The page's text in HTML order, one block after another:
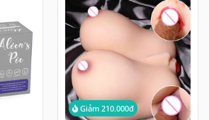
Giảm 210.000đ